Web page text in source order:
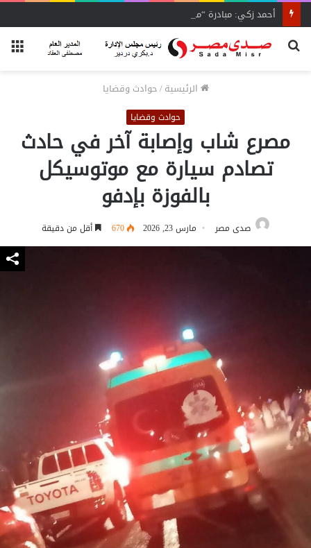
أحمد زكي: مبادرة “مصر تنطلق بالتصدير”
بحث
الرئيسية/حوادث وقضايا
حوادث وقضايا
مصرع شاب وإصابة آخر في حادث
تصادم سيارة مع موتوسيكل
بالفوزة بإدفو
صدى مصر مارس 23, 2026 670 أقل من دقيقة